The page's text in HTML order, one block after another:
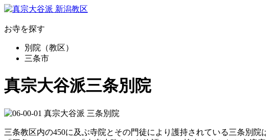
お寺を探す
別院（教区）
三条市
真宗大谷派三条別院
三条教区内の450に及ぶ寺院とその門徒により護持されている三条別